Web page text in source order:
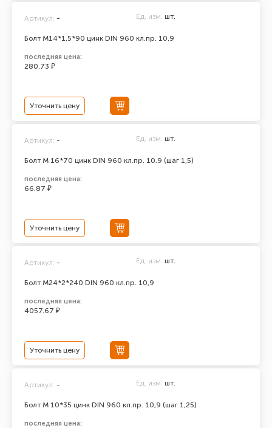
Болт М14*1,5*90 цинк DIN 960 кл.пр. 10,9
Артикул: - Ед. изм. шт.
последняя цена:
280.73 ₽
Уточнить цену
Болт М 16*70 цинк DIN 960 кл.пр. 10.9 (шаг 1,5)
Артикул: - Ед. изм. шт.
последняя цена:
66.87 ₽
Уточнить цену
Болт М24*2*240 DIN 960 кл.пр. 10,9
Артикул: - Ед. изм. шт.
последняя цена:
4057.67 ₽
Уточнить цену
Болт М 10*35 цинк DIN 960 кл.пр. 10,9 (шаг 1,25)
Артикул: - Ед. изм. шт.
последняя цена: